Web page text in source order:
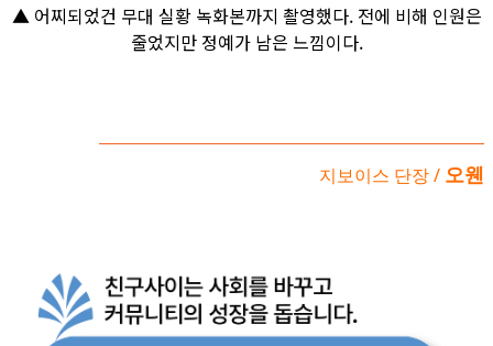
▲ 어찌되었건 무대 실황 녹화본까지 촬영했다. 전에 비해 인원은
줄었지만 정예가 남은 느낌이다.
지보이스 단장 / 오웬